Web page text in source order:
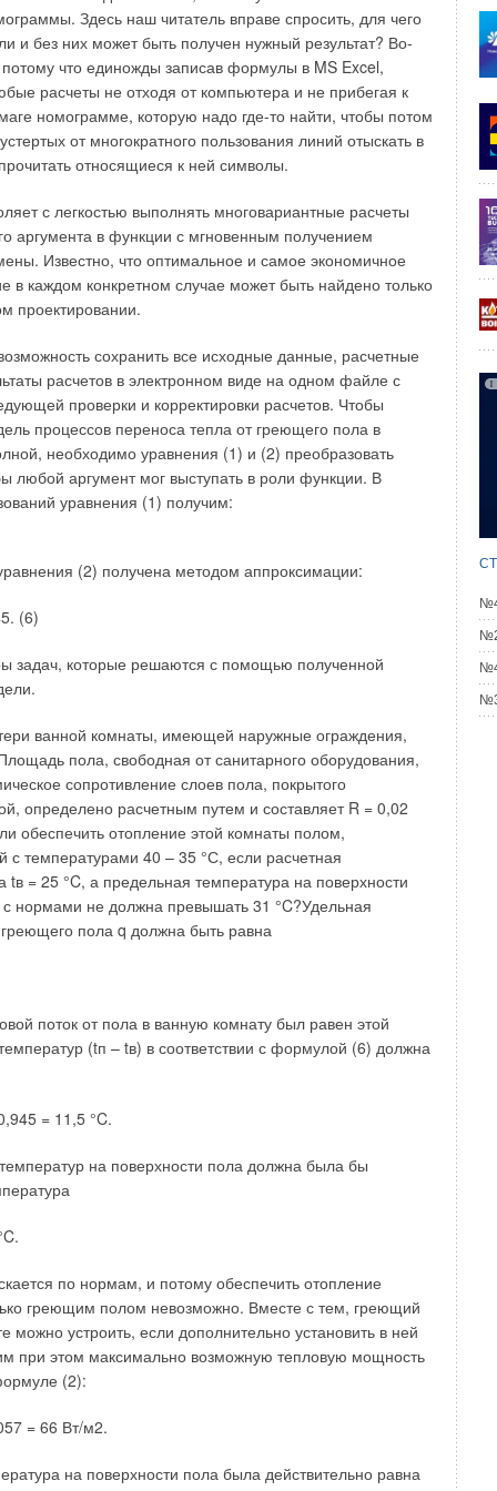
Здесь наш читатель вправе спросить, для чего
и без них может быть получен нужный результат? Во-
что единожды записав формулы в MS Excel,
расчеты не отходя от компьютера и не прибегая к
номограмме, которую надо где-то найти, чтобы потом
от многократного пользования линий отыскать в
относящиеся к ней символы.
с легкостью выполнять многовариантные расчеты
аргумента в функции с мгновенным получением
Известно, что оптимальное и самое экономичное
в каждом конкретном случае может быть найдено только
проектировании.
сохранить все исходные данные, расчетные
расчетов в электронном виде на одном файле с
проверки и корректировки расчетов. Чтобы
процессов переноса тепла от греющего пола в
необходимо уравнения (1) и (2) преобразовать
любой аргумент мог выступать в роли функции. В
уравнения (1) получим:
(2) получена методом аппроксимации:
(6)
задач, которые решаются с помощью полученной
ванной комнаты, имеющей наружные ограждения,
пола, свободная от санитарного оборудования,
сопротивление слоев пола, покрытого
определено расчетным путем и составляет R = 0,02
обеспечить отопление этой комнаты полом,
с температурами 40 – 35 °С, если расчетная
tв = 25 °C, а предельная температура на поверхности
с нормами не должна превышать 31 °C?Удельная
пола q должна быть равна
поток от пола в ванную комнату был равен этой
(tп – tв) в соответствии с формулой (6) должна
= 11,5 °C.
на поверхности пола должна была бы
по нормам, и потому обеспечить отопление
греющим полом невозможно. Вместе с тем, греющий
можно устроить, если дополнительно установить в ней
при этом максимально возможную тепловую мощность
(2):
= 66 Вт/м2.
на поверхности пола была действительно равна
связи с тем, что у наружных ограждений подземных
непосредственный контакт с атмосферным воздухом,
температурных параметров внутреннего воздуха
тепловых потоков, проходящих через
сооружений, непосредственно зависят от температуры
На динамику изменения температуры по глубине грунта
колебание температуры наружного воздуха, в то
наружного воздуха в течение суток не
поля в земле.
отсутствует влияние колебаний наружных
режим, т.е. температура грунта остается
h0 ≈ 15 м [2; 3].Расчетная температура грунта на
не влияют колебания температур наружного воздуха,
[2]:
учитывает кривизну температурной линии в
за теплый период года, его значения приведены в
изменения температур внутренних поверхностей
упростить определение температуры поверхности
конструкции путем линеризации огибающей
(рис. 2).На рис. 2 линия а–б — участок изменения
зоне промерзания.
изменения температуры в зоне от нулевой амплитуды
грунта (температуры фазового превращения воды) tф =
грунта t0 при глубине h0. Значения текущей
глубин промерзания грунта в рассматриваемом
страны определяются по методике, приведенной в [4].
любой внутренней поверхности подземных
промерзания (h0 – hm):
составляет:
температуры внутренних поверхностей,
и пола, °С, определяемые по (2) и (3); Fв, Fm, Fn —
воздухом общественных помещений,
переходах, температура воздуха в них
ассимиляции холода (теплоты) грунтом, наличием в
и теплоемкой массы продукции по методике,
Транспорт, 1972.
М.: Недра, 1975.
М.: Госстройиздат, 1963.
грунта // Вентиляция и кондиционирование воздуха. Межвуз.
методы создания и поддержания технологического микроклимата.
на систему противодымной вентиляции в многоэтажных